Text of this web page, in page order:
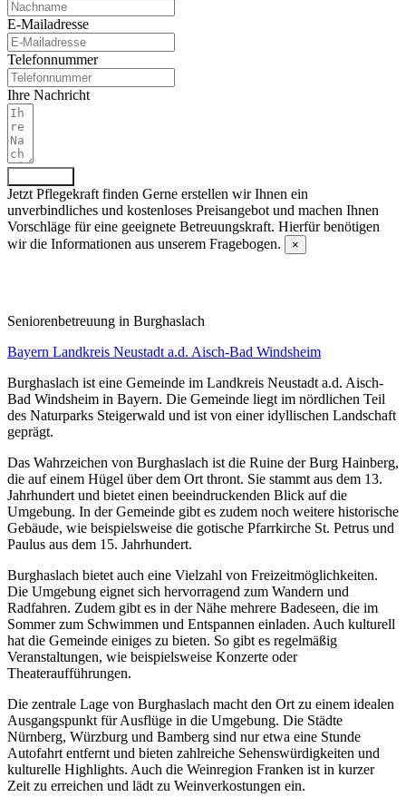
E-Mailadresse
Telefonnummer
Ihre Nachricht
Jetzt Pflegekraft finden Gerne erstellen wir Ihnen ein
unverbindliches und kostenloses Preisangebot und machen Ihnen
Vorschläge für eine geeignete Betreuungskraft. Hierfür benötigen
wir die Informationen aus unserem Fragebogen.
×
Senioren­betreuung in Burghaslach
Bayern Landkreis Neustadt a.d. Aisch-Bad Windsheim
Burghaslach ist eine Gemeinde im Landkreis Neustadt a.d. Aisch-
Bad Windsheim in Bayern. Die Gemeinde liegt im nördlichen Teil
des Naturparks Steigerwald und ist von einer idyllischen Landschaft
geprägt.
Das Wahrzeichen von Burghaslach ist die Ruine der Burg Hainberg,
die auf einem Hügel über dem Ort thront. Sie stammt aus dem 13.
Jahrhundert und bietet einen beeindruckenden Blick auf die
Umgebung. In der Gemeinde gibt es zudem noch weitere historische
Gebäude, wie beispielsweise die gotische Pfarrkirche St. Petrus und
Paulus aus dem 15. Jahrhundert.
Burghaslach bietet auch eine Vielzahl von Freizeitmöglichkeiten.
Die Umgebung eignet sich hervorragend zum Wandern und
Radfahren. Zudem gibt es in der Nähe mehrere Badeseen, die im
Sommer zum Schwimmen und Entspannen einladen. Auch kulturell
hat die Gemeinde einiges zu bieten. So gibt es regelmäßig
Veranstaltungen, wie beispielsweise Konzerte oder
Theateraufführungen.
Die zentrale Lage von Burghaslach macht den Ort zu einem idealen
Ausgangspunkt für Ausflüge in die Umgebung. Die Städte
Nürnberg, Würzburg und Bamberg sind nur etwa eine Stunde
Autofahrt entfernt und bieten zahlreiche Sehenswürdigkeiten und
kulturelle Highlights. Auch die Weinregion Franken ist in kurzer
Zeit zu erreichen und lädt zu Weinverkostungen ein.